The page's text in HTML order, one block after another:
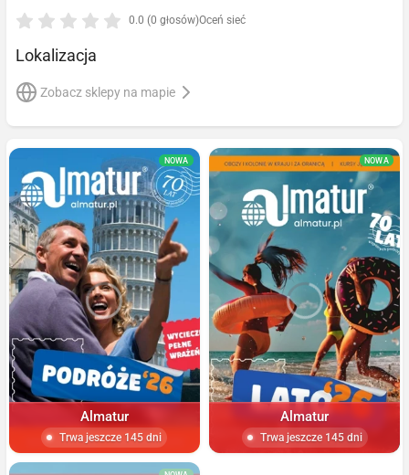
0.0 (0 głosów)Oceń sieć
Lokalizacja
Zobacz sklepy na mapie
NOWA
Almatur
Trwa jeszcze 145 dni
NOWA
Almatur
Trwa jeszcze 145 dni